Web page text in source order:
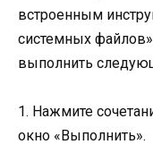
встроенным
системных
выполнить
1. Нажмите
окно «Выполнить».